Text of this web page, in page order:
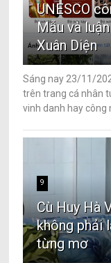
UNESCO
Mẫu và
Xuân Diện
Sáng nay 23/11/
trên trang cá nhân
vinh danh hay công
9
Cù Huy Hà
không phải
từng mơ